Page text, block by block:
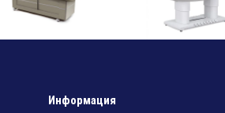
«FLORENCE»
Информация